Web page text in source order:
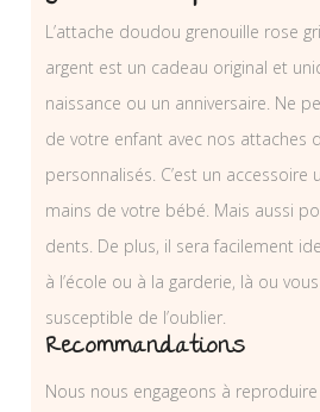
L’attache doudou grenouille rose
argent est un cadeau original et
naissance ou un anniversaire. Ne
de votre enfant avec nos attaches
personnalisés. C’est un
mains de votre bébé. Mais aussi
dents. De plus, il sera facilement
à l’école ou à la garderie, là ou
susceptible de l’oublier.
Recommandations
Nous nous engageons à